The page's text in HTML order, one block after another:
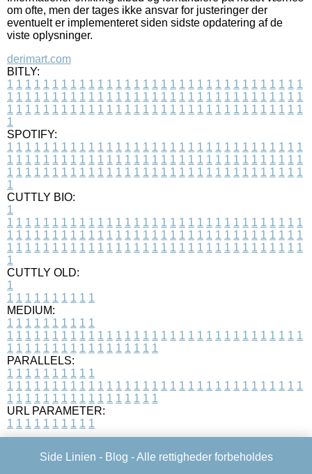
om ofte, men der tages ikke ansvar for justeringer der
eventuelt er implementeret siden sidste opdatering af de
viste oplysninger.
derimart.com
BITLY:
1 1 1 1 1 1 1 1 1 1 1 1 1 1 1 1 1 1 1 1 1 1 1 1 1 1 1 1 1 1 1 1 1
1 1 1 1 1 1 1 1 1 1 1 1 1 1 1 1 1 1 1 1 1 1 1 1 1 1 1 1 1 1 1 1 1
1 1 1 1 1 1 1 1 1 1 1 1 1 1 1 1 1 1 1 1 1 1 1 1 1 1 1 1 1 1 1 1 1
1
SPOTIFY:
1 1 1 1 1 1 1 1 1 1 1 1 1 1 1 1 1 1 1 1 1 1 1 1 1 1 1 1 1 1 1 1 1
1 1 1 1 1 1 1 1 1 1 1 1 1 1 1 1 1 1 1 1 1 1 1 1 1 1 1 1 1 1 1 1 1
1 1 1 1 1 1 1 1 1 1 1 1 1 1 1 1 1 1 1 1 1 1 1 1 1 1 1 1 1 1 1 1 1
1
CUTTLY BIO:
1
1 1 1 1 1 1 1 1 1 1 1 1 1 1 1 1 1 1 1 1 1 1 1 1 1 1 1 1 1 1 1 1 1
1 1 1 1 1 1 1 1 1 1 1 1 1 1 1 1 1 1 1 1 1 1 1 1 1 1 1 1 1 1 1 1 1
1 1 1 1 1 1 1 1 1 1 1 1 1 1 1 1 1 1 1 1 1 1 1 1 1 1 1 1 1 1 1 1 1
1
CUTTLY OLD:
1
1 1 1 1 1 1 1 1 1 1
MEDIUM:
1 1 1 1 1 1 1 1 1 1
1 1 1 1 1 1 1 1 1 1 1 1 1 1 1 1 1 1 1 1 1 1 1 1 1 1 1 1 1 1 1 1 1
1 1 1 1 1 1 1 1 1 1 1 1 1 1 1 1 1
PARALLELS:
1 1 1 1 1 1 1 1 1 1
1 1 1 1 1 1 1 1 1 1 1 1 1 1 1 1 1 1 1 1 1 1 1 1 1 1 1 1 1 1 1 1 1
1 1 1 1 1 1 1 1 1 1 1 1 1 1 1 1 1
URL PARAMETER:
1 1 1 1 1 1 1 1 1 1
Side Linien - Blog - Alle rettigheder forbeholdes